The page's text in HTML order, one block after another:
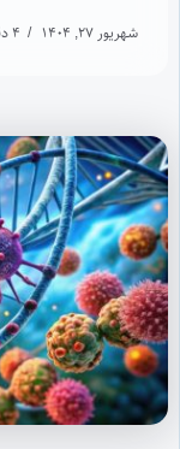
شهریور 27, 1404 4 دقیقه بخوانید